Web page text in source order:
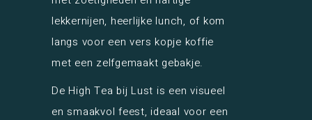
lekkernijen, heerlijke lunch, of kom
langs voor een vers kopje koffie
met een zelfgemaakt gebakje.
De High Tea bij Lust is een visueel
en smaakvol feest, ideaal voor een